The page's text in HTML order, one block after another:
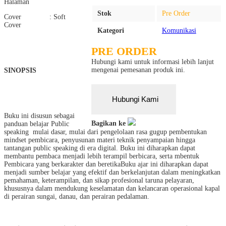
Stok Pre Order
Kategori Komunikasi
PRE ORDER
Hubungi kami untuk informasi lebih lanjut
mengenai pemesanan produk ini.
Hubungi Kami
Bagikan ke
Halaman
Cover : Soft
Cover
SINOPSIS
Buku ini disusun sebagai
panduan belajar Public
speaking mulai dasar, mulai dari pengelolaan rasa gugup pembentukan
mindset pembicara, penyusunan materi teknik penyampaian hingga
tantangan public speaking di era digital. Buku ini diharapkan dapat
membantu pembaca menjadi lebih terampil berbicara, serta mbentuk
Pembicara yang berkarakter dan beretikaBuku ajar ini diharapkan dapat
menjadi sumber belajar yang efektif dan berkelanjutan dalam meningkatkan
pemahaman, keterampilan, dan sikap profesional taruna pelayaran,
khususnya dalam mendukung keselamatan dan kelancaran operasional kapal
di perairan sungai, danau, dan perairan pedalaman.